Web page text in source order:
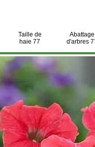
Taille de
haie 77
Abattage
d'arbres